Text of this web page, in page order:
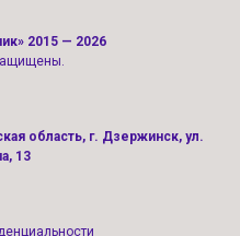
2015 — 2026
область, г. Дзержинск, ул.
13